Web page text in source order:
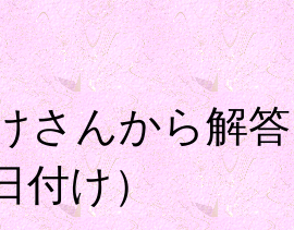
んから解答
付け）